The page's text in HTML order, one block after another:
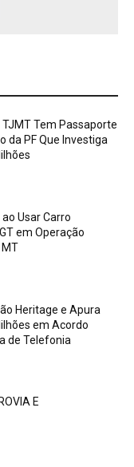
Tem Passaporte
da PF Que Investiga
Usar Carro
em Operação
MT
Heritage e Apura
em Acordo
de Telefonia
E